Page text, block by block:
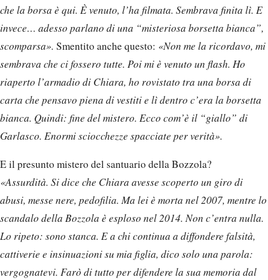
che la borsa è qui. È venuto, l’ha filmata. Sembrava finita lì. E
invece… adesso parlano di una “misteriosa borsetta bianca”,
scomparsa». Smentito anche questo: «Non me la ricordavo, mi
sembrava che ci fossero tutte. Poi mi è venuto un flash. Ho
riaperto l’armadio di Chiara, ho rovistato tra una borsa di
carta che pensavo piena di vestiti e lì dentro c’era la borsetta
bianca. Quindi: fine del mistero. Ecco com’è il “giallo” di
Garlasco. Enormi sciocchezze spacciate per verità».
E il presunto mistero del santuario della Bozzola?
«Assurdità. Si dice che Chiara avesse scoperto un giro di
abusi, messe nere, pedofilia. Ma lei è morta nel 2007, mentre lo
scandalo della Bozzola è esploso nel 2014. Non c’entra nulla.
Lo ripeto: sono stanca. E a chi continua a diffondere falsità,
cattiverie e insinuazioni su mia figlia, dico solo una parola:
vergognatevi. Farò di tutto per difendere la sua memoria dal